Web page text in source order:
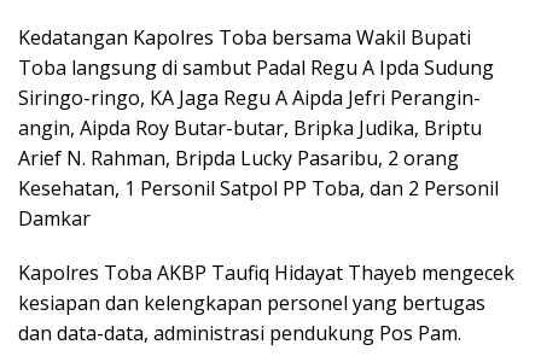
Kedatangan Kapolres Toba bersama Wakil Bupati
Toba langsung di sambut Padal Regu A Ipda Sudung
Siringo-ringo, KA Jaga Regu A Aipda Jefri Perangin-
angin, Aipda Roy Butar-butar, Bripka Judika, Briptu
Arief N. Rahman, Bripda Lucky Pasaribu, 2 orang
Kesehatan, 1 Personil Satpol PP Toba, dan 2 Personil
Damkar
Kapolres Toba AKBP Taufiq Hidayat Thayeb mengecek
kesiapan dan kelengkapan personel yang bertugas
dan data-data, administrasi pendukung Pos Pam.